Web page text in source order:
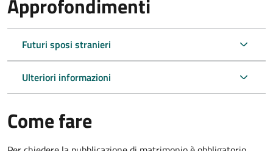
Futuri sposi stranieri
Ulteriori informazioni
Come fare